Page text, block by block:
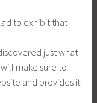
to exhibit that I
just what
make sure to
and provides it